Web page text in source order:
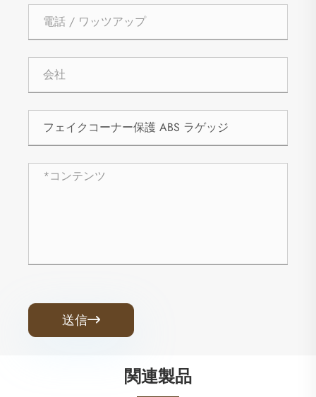
送信
関連製品